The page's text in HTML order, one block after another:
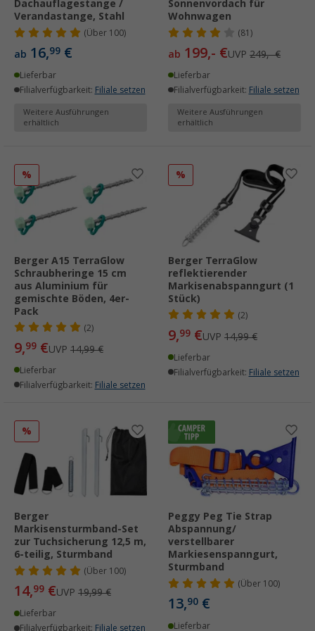
Dachauflagestange /
Verandastange, Stahl
(Über100)
ab 16,99 €
Lieferbar
Filialverfügbarkeit: Filiale setzen
Weitere Ausführungen
erhältlich
Sonnenvordach für
Wohnwagen
(81)
ab 199,- €UVP 249,- €
Lieferbar
Filialverfügbarkeit: Filiale setzen
Weitere Ausführungen
erhältlich
%
Berger A15 TerraGlow
Schraubheringe 15 cm
aus Aluminium für
gemischte Böden, 4er-
Pack
(2)
9,99 €UVP 14,99 €
Lieferbar
Filialverfügbarkeit: Filiale setzen
%
Berger TerraGlow
reflektierender
Markisenabspanngurt (1
Stück)
(2)
9,99 €UVP 14,99 €
Lieferbar
Filialverfügbarkeit: Filiale setzen
%
Berger
Markisensturmband-Set
zur Tuchsicherung 12,5 m,
6-teilig, Sturmband
(Über100)
14,99 €UVP 19,99 €
Lieferbar
Filialverfügbarkeit: Filiale setzen
Peggy Peg Tie Strap
Abspannung/
verstellbarer
Markiesenspanngurt,
Sturmband
(Über100)
13,90 €
Lieferbar